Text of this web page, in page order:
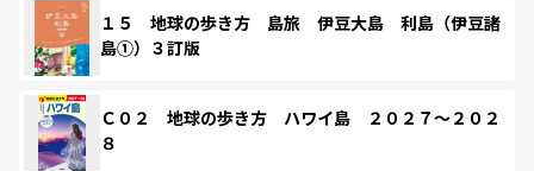
１５ 地球の歩き方 島旅 伊豆大島 利島（伊豆諸
島①）３訂版
Ｃ０２ 地球の歩き方 ハワイ島 ２０２７～２０２
８